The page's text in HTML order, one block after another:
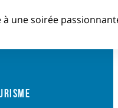
une soirée